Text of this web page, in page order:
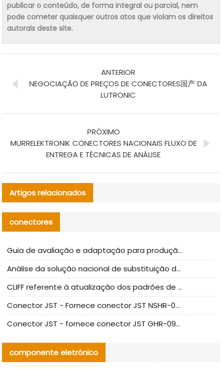
publicar o conteúdo, de forma integral ou parcial, nem
pode cometer quaisquer outros atos que violam os direitos
autorais deste site.
ANTERIOR
NEGOCIAÇÃO DE PREÇOS DE CONECTORES国产 DA
LUTRONIC
PRÓXIMO
MURRELEKTRONIK CONECTORES NACIONAIS FLUXO DE
ENTREGA E TÉCNICAS DE ANÁLISE
Artigos relacionados
conectores
Guia de avaliação e adaptação para produção em massa de componentes de cabos nacionais CNC Tech
Análise da solução nacional de substituição da linha de alta frequência I-PEX
CLIFF referente à atualização dos padrões de teste de conectores nacionais
Conector JST - Fornece conector JST NSHR-02V-S original | substituto
Conector JST - fornece conector JST GHR-09V-S autêntico | substituto
componente eletrónico